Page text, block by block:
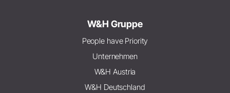
W&H Gruppe
People have Priority
Unternehmen
W&H Austria
W&H Deutschland